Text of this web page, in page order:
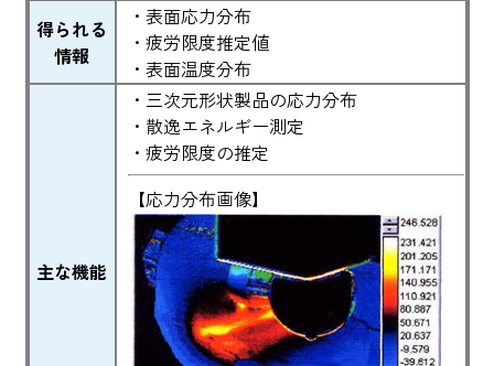
得られる
情報
・表面応力分布
・疲労限度推定値
・表面温度分布
主な機能
・三次元形状製品の応力分布
・散逸エネルギー測定
・疲労限度の推定
【応力分布画像】